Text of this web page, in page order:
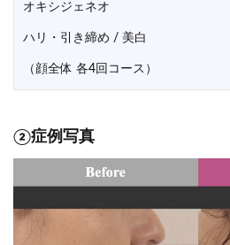
オキシジェネオ
ハリ・引き締め / 美白
（顔全体 各4回コース）
②症例写真